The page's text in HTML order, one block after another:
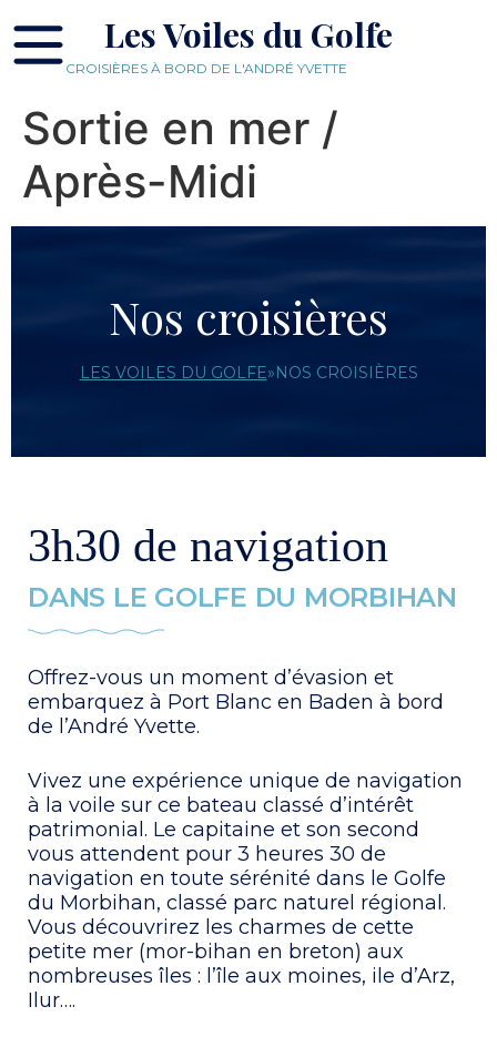
Les Voiles du Golfe
CROISIÈRES À BORD DE L'ANDRÉ YVETTE
Sortie en mer /
Après-Midi
Nos croisières
LES VOILES DU GOLFE»NOS CROISIÈRES
3h30 de navigation
DANS LE GOLFE DU MORBIHAN
Offrez-vous un moment d’évasion et
embarquez à Port Blanc en Baden à bord
de l’André Yvette.
Vivez une expérience unique de navigation
à la voile sur ce bateau classé d’intérêt
patrimonial. Le capitaine et son second
vous attendent pour 3 heures 30 de
navigation en toute sérénité dans le Golfe
du Morbihan, classé parc naturel régional.
Vous découvrirez les charmes de cette
petite mer (mor-bihan en breton) aux
nombreuses îles : l’île aux moines, ile d’Arz,
Ilur….